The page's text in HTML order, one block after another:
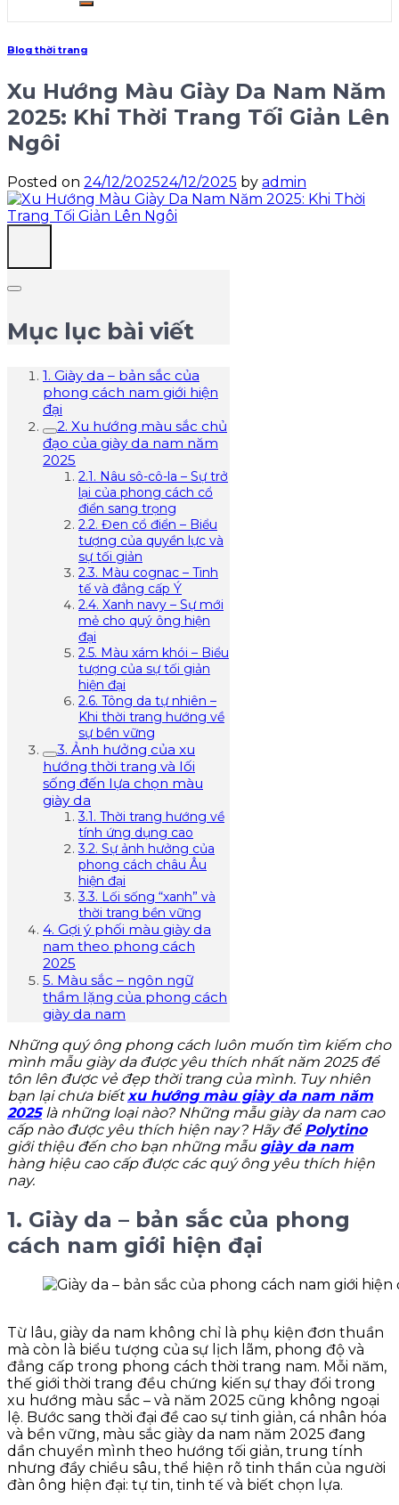
Blog thời trang
Xu Hướng Màu Giày Da Nam Năm
2025: Khi Thời Trang Tối Giản Lên
Ngôi
Posted on 24/12/202524/12/2025 by admin
Mục lục bài viết
1. Giày da – bản sắc của
phong cách nam giới hiện
đại
2. Xu hướng màu sắc chủ
đạo của giày da nam năm
2025
2.1. Nâu sô-cô-la – Sự trở
lại của phong cách cổ
điển sang trọng
2.2. Đen cổ điển – Biểu
tượng của quyền lực và
sự tối giản
2.3. Màu cognac – Tinh
tế và đẳng cấp Ý
2.4. Xanh navy – Sự mới
mẻ cho quý ông hiện
đại
2.5. Màu xám khói – Biểu
tượng của sự tối giản
hiện đại
2.6. Tông da tự nhiên –
Khi thời trang hướng về
sự bền vững
3. Ảnh hưởng của xu
hướng thời trang và lối
sống đến lựa chọn màu
giày da
3.1. Thời trang hướng về
tính ứng dụng cao
3.2. Sự ảnh hưởng của
phong cách châu Âu
hiện đại
3.3. Lối sống “xanh” và
thời trang bền vững
4. Gợi ý phối màu giày da
nam theo phong cách
2025
5. Màu sắc – ngôn ngữ
thầm lặng của phong cách
giày da nam
Những quý ông phong cách luôn muốn tìm kiếm cho
mình mẫu giày da được yêu thích nhất năm 2025 để
tôn lên được vẻ đẹp thời trang của mình. Tuy nhiên
bạn lại chưa biếtxu hướng màu giày da nam năm
2025là những loại nào? Những mẫu giày da nam cao
cấp nào được yêu thích hiện nay? Hãy để Polytino
giới thiệu đến cho bạn những mẫu giày da nam
hàng hiệu cao cấp được các quý ông yêu thích hiện
nay.
1. Giày da – bản sắc của phong
cách nam giới hiện đại
Từ lâu, giày da nam không chỉ là phụ kiện đơn thuần
mà còn là biểu tượng của sự lịch lãm, phong độ và
đẳng cấp trong phong cách thời trang nam. Mỗi năm,
thế giới thời trang đều chứng kiến sự thay đổi trong
xu hướng màu sắc – và năm 2025 cũng không ngoại
lệ. Bước sang thời đại đề cao sự tinh giản, cá nhân hóa
và bền vững, màu sắc giày da nam năm 2025 đang
dần chuyển mình theo hướng tối giản, trung tính
nhưng đầy chiều sâu, thể hiện rõ tinh thần của người
đàn ông hiện đại: tự tin, tinh tế và biết chọn lựa.